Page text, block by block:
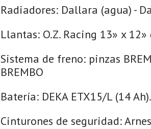
Radiadores: Dallara (agua) -
Llantas: O.Z. Racing 13» x
Sistema de freno: pinzas
BREMBO
Batería: DEKA ETX15/L (14 Ah).
Cinturones de seguridad: Arnes